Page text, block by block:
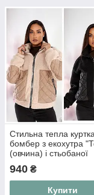
Стильна тепла
бомбер з екохутра
(овчина) і стьобаної
42,44,46,48 бежевий,
чорний, 44
940 ₴
Купити